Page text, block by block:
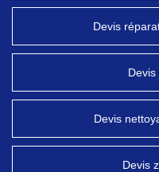
Devis
Devis
Devis